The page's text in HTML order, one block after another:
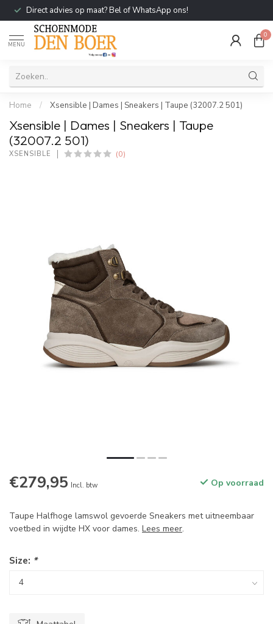
Direct advies op maat? Bel of WhatsApp ons!
MENU
0
Home / Xsensible | Dames | Sneakers | Taupe (32007.2 501)
Xsensible | Dames | Sneakers | Taupe
(32007.2 501)
XSENSIBLE (0)
€279,95 Incl. btw Op voorraad
Taupe Halfhoge lamswol gevoerde Sneakers met uitneembaar
voetbed in wijdte HX voor dames. Lees meer.
Size: *